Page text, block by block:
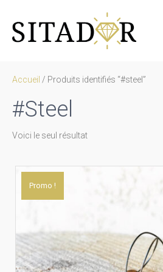
Accueil / Produits identifiés “#steel”
#steel
Voici le seul résultat
Promo !